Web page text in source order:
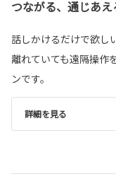
つながる、通じあえ
話しかけるだけで欲し
離れていても遠隔操作
ンです。
詳細を見る